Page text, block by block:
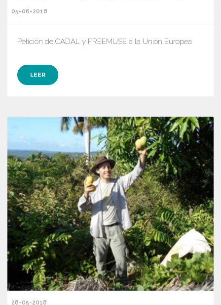
05-06-2018
Petición de CADAL y FREEMUSE a la Unión Europea
LEER
28-05-2018